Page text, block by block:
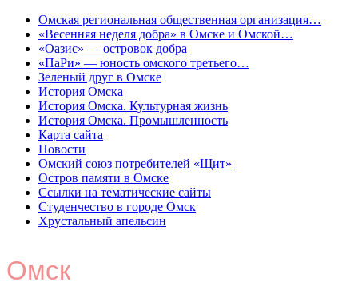
Омская региональная общественная организация…
«Весенняя неделя добра» в Омске и Омской…
«Оазис» — островок добра
«ПаРи» — юность омского третьего…
Зеленый друг в Омске
История Омска
История Омска. Культурная жизнь
История Омска. Промышленность
Карта сайта
Новости
Омский союз потребителей «Щит»
Остров памяти в Омске
Ссылки на тематические сайты
Студенчество в городе Омск
Хрустальный апельсин
Омск